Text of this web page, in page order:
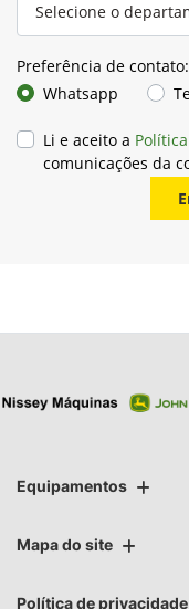
Preferência de contato:
Whatsapp
Li e aceito a
comunicações da
Equipamentos
Mapa do site
Política de privacidade